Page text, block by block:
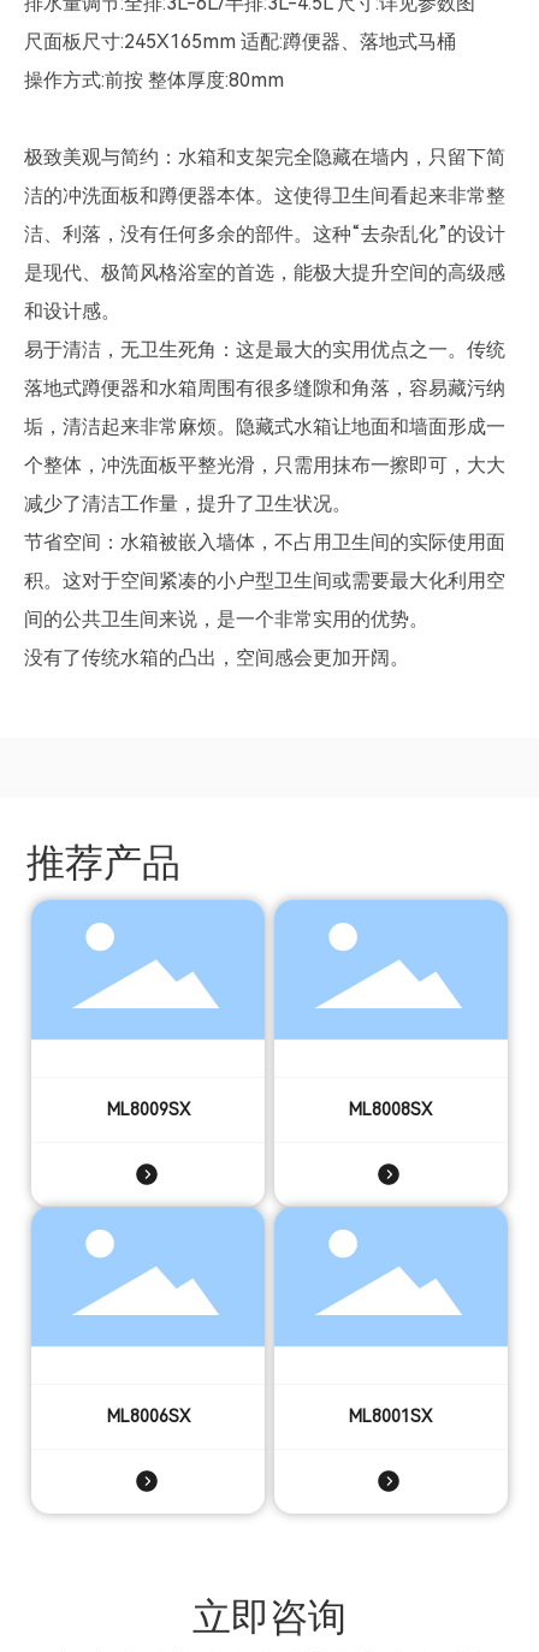
尺面板尺寸:245X165mm 适配:蹲便器、落地式马桶
操作方式:前按 整体厚度:80mm
极致美观与简约​​：水箱和支架完全隐藏在墙内，只留下简
洁的冲洗面板和蹲便器本体。这使得卫生间看起来非常整
洁、利落，没有任何多余的部件。这种“去杂乱化”的设计
是现代、极简风格浴室的首选，能极大提升空间的高级感
和设计感。
易于清洁，无卫生死角：这是最大的实用优点之一。传统
落地式蹲便器和水箱周围有很多缝隙和角落，容易藏污纳
垢，清洁起来非常麻烦。隐藏式水箱让地面和墙面形成一
个整体，冲洗面板平整光滑，只需用抹布一擦即可，大大
减少了清洁工作量，提升了卫生状况。
节省空间：水箱被嵌入墙体，不占用卫生间的实际使用面
积。这对于空间紧凑的小户型卫生间或需要最大化利用空
间的公共卫生间来说，是一个非常实用的优势。
没有了传统水箱的凸出，空间感会更加开阔。
推荐产品
ML8009SX ML8008SX
ML8006SX ML8001SX
立即咨询